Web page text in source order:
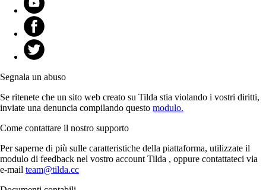
Segnala un abuso
Se ritenete che un sito web creato su Tilda stia violando i vostri diritti,
inviate una denuncia compilando questo modulo.
Come contattare il nostro supporto
Per saperne di più sulle caratteristiche della piattaforma, utilizzate il
modulo di feedback nel vostro account Tilda , oppure contattateci via
e-mail team@tilda.cc